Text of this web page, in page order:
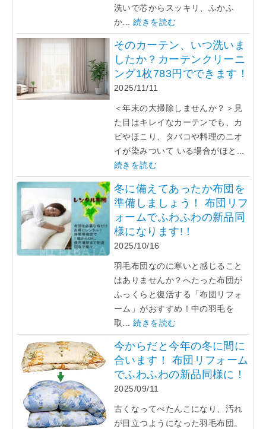
洗いで芯からスッキリ、ふかふ
か...続きを読む
そのカーテン、いつ洗いま
したか？カーテンクリーニ
ング1枚783円でできます！
2025/11/11
＜年末の大掃除しませんか？＞見
た目はキレイなカーテンでも、カ
ビやほこり、タバコや料理のニオ
イが染みついて いる場合がほと...
続きを読む
冬に備えてあったか布団を
準備しましょう！ 布団リフ
ォームでふわふわの新品同
様になります!！
2025/10/16
羽毛布団なのに寒いと感じること
はありませんか？へたった布団が
ふっくらと復活する「布団リフォ
ーム」がおすすめ！中の羽毛を
取...続きを読む
今からだと今年の冬に間に
合います！ 布団リフォーム
でふわふわの新品同様に！
2025/09/11
古くなってぺたんこになり、汚れ
が目立つようになった羽毛布団。